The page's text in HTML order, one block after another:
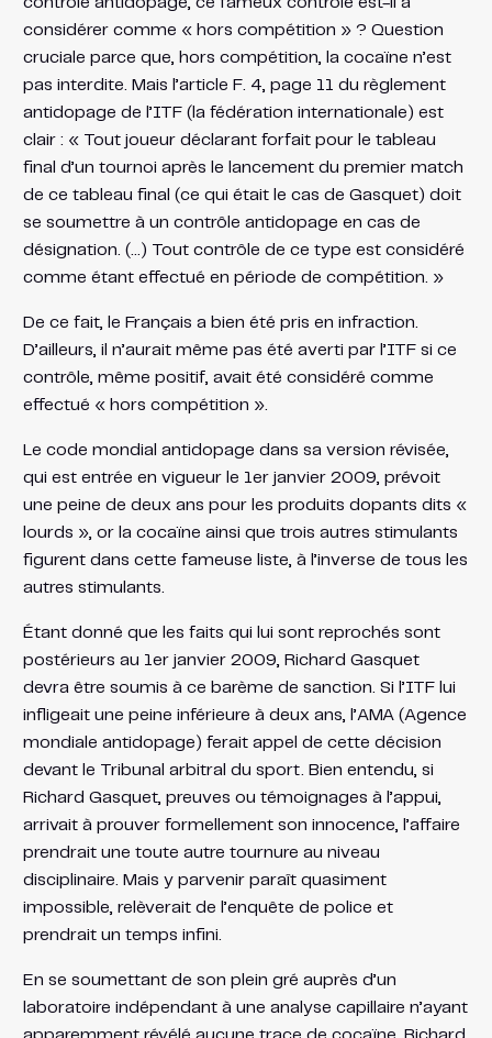
considérer comme « hors compétition » ? Question
cruciale parce que, hors compétition, la cocaïne n’est
pas interdite. Mais l’article F. 4, page 11 du règlement
antidopage de l’ITF (la fédération internationale) est
clair : « Tout joueur déclarant forfait pour le tableau
final d’un tournoi après le lancement du premier match
de ce tableau final (ce qui était le cas de Gasquet) doit
se soumettre à un contrôle antidopage en cas de
désignation. (…) Tout contrôle de ce type est considéré
comme étant effectué en période de compétition. »
De ce fait, le Français a bien été pris en infraction.
D’ailleurs, il n’aurait même pas été averti par l’ITF si ce
contrôle, même positif, avait été considéré comme
effectué « hors compétition ».
Le code mondial antidopage dans sa version révisée,
qui est entrée en vigueur le 1er janvier 2009, prévoit
une peine de deux ans pour les produits dopants dits «
lourds », or la cocaïne ainsi que trois autres stimulants
figurent dans cette fameuse liste, à l’inverse de tous les
autres stimulants.
Étant donné que les faits qui lui sont reprochés sont
postérieurs au 1er janvier 2009, Richard Gasquet
devra être soumis à ce barème de sanction. Si l’ITF lui
infligeait une peine inférieure à deux ans, l’AMA (Agence
mondiale antidopage) ferait appel de cette décision
devant le Tribunal arbitral du sport. Bien entendu, si
Richard Gasquet, preuves ou témoignages à l’appui,
arrivait à prouver formellement son innocence, l’affaire
prendrait une toute autre tournure au niveau
disciplinaire. Mais y parvenir paraît quasiment
impossible, relèverait de l’enquête de police et
prendrait un temps infini.
En se soumettant de son plein gré auprès d’un
laboratoire indépendant à une analyse capillaire n’ayant